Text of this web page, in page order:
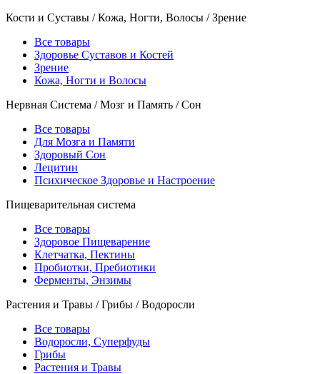
Кости и Суставы / Кожа, Ногти, Волосы / Зрение
Все товары
Здоровье Суставов и Костей
Зрение
Кожа, Ногти и Волосы
Нервная Система / Мозг и Память / Сон
Все товары
Для Мозга и Памяти
Здоровый Сон
Лецитин
Психическое Здоровье и Настроение
Пищеварительная система
Все товары
Здоровое Пищеварение
Клетчатка, Пектины
Пробиотки, Пребиотики
Ферменты, Энзимы
Растения и Травы / Грибы / Водоросли
Все товары
Водоросли, Суперфуды
Грибы
Растения и Травы